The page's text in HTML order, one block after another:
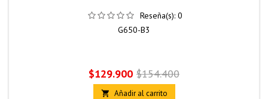
Reseña(s): 0
G650-B3
Precio
$129.900 Precio
base
$154.400
 Añadir al carrito